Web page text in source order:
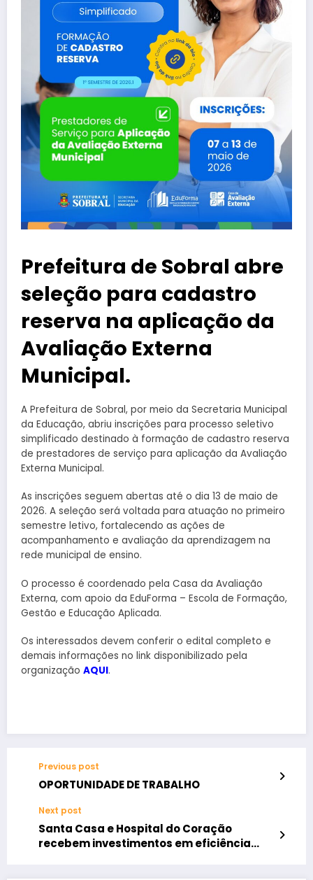
Prefeitura de Sobral abre
seleção para cadastro
reserva na aplicação da
Avaliação Externa
Municipal.
A Prefeitura de Sobral, por meio da Secretaria Municipal
da Educação, abriu inscrições para processo seletivo
simplificado destinado à formação de cadastro reserva
de prestadores de serviço para aplicação da Avaliação
Externa Municipal.
As inscrições seguem abertas até o dia 13 de maio de
2026. A seleção será voltada para atuação no primeiro
semestre letivo, fortalecendo as ações de
acompanhamento e avaliação da aprendizagem na
rede municipal de ensino.
O processo é coordenado pela Casa da Avaliação
Externa, com apoio da EduForma – Escola de Formação,
Gestão e Educação Aplicada.
Os interessados devem conferir o edital completo e
demais informações no link disponibilizado pela
organização AQUI.
Previous post
OPORTUNIDADE DE TRABALHO
Next post
Santa Casa e Hospital do Coração
recebem investimentos em eficiência